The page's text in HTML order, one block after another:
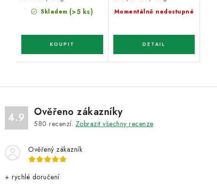
Skladem (>5 ks)
cena:
Momentálně nedostupné
cena:
4.9 Ověřeno zákazníky
580 recenzí. Zobrazit všechny recenze
Ověřený zákazník
+ rychlé doručení